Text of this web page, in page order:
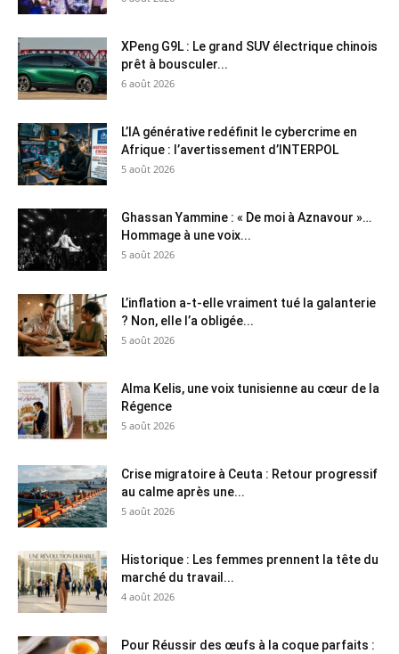
XPeng G9L : Le grand SUV électrique chinois
prêt à bousculer...
6 août 2026
L’IA générative redéfinit le cybercrime en
Afrique : l’avertissement d’INTERPOL
5 août 2026
Ghassan Yammine : « De moi à Aznavour »…
Hommage à une voix...
5 août 2026
L’inflation a-t-elle vraiment tué la galanterie
? Non, elle l’a obligée...
5 août 2026
Alma Kelis, une voix tunisienne au cœur de la
Régence
5 août 2026
Crise migratoire à Ceuta : Retour progressif
au calme après une...
5 août 2026
Historique : Les femmes prennent la tête du
marché du travail...
4 août 2026
Pour Réussir des œufs à la coque parfaits :